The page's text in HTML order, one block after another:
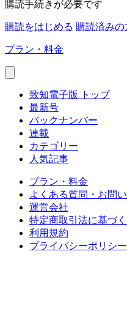
購読手続きが必要です
購読をはじめる 購読済み
プラン・料金
致知電子版 トップ
最新号
バックナンバー
連載
カテゴリー
人気記事
プラン・料金
よくある質問・お問
運営会社
特定商取引法に基づ
利用規約
プライバシーポリシー